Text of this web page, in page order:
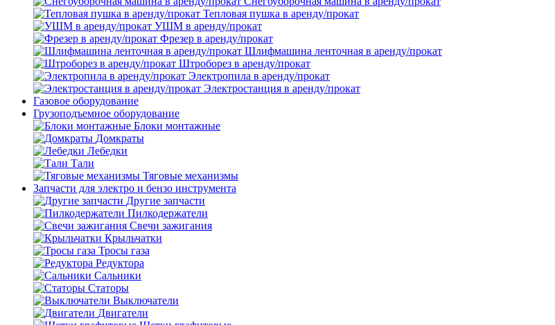
Тепловая пушка в аренду/прокат
УШМ в аренду/прокат
Фрезер в аренду/прокат
Шлифмашина ленточная в аренду/прокат
Штроборез в аренду/прокат
Электропила в аренду/прокат
Электростанция в аренду/прокат
Газовое оборудование
Грузоподъемное оборудование
Блоки монтажные
Домкраты
Лебедки
Тали
Тяговые механизмы
Запчасти для электро и бензо инструмента
Другие запчасти
Пилкодержатели
Свечи зажигания
Крыльчатки
Тросы газа
Редуктора
Сальники
Статоры
Выключатели
Двигатели